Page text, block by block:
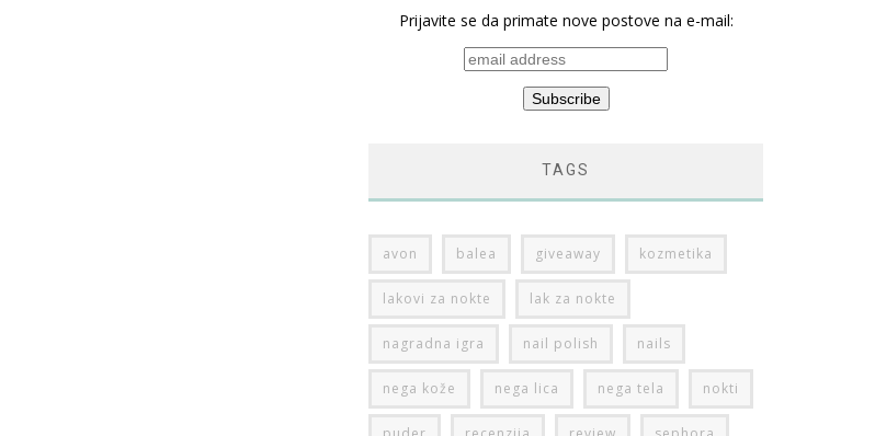
Prijavite se da primate nove postove na e-mail:
TAGS
avon balea giveaway kozmetika
lakovi za nokte lak za nokte
nagradna igra nail polish nails
nega kože nega lica nega tela nokti